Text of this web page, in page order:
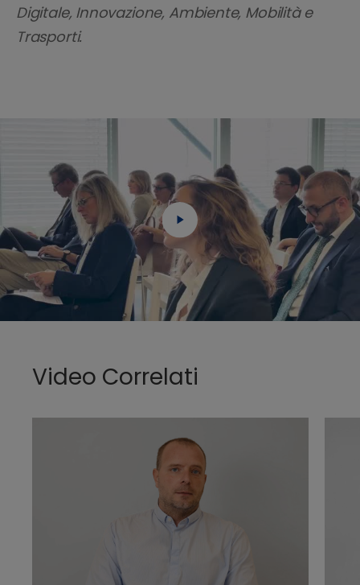
Digitale, Innovazione, Ambiente, Mobilità e
Trasporti.
Video Correlati